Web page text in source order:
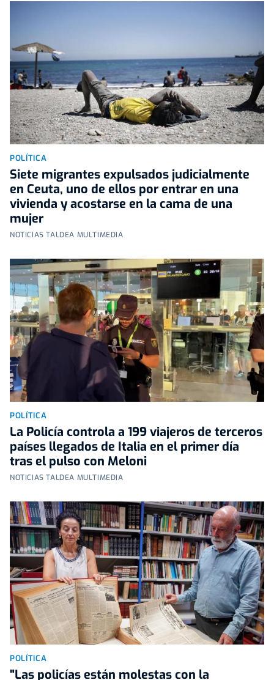
POLÍTICA
Siete migrantes expulsados judicialmente
en Ceuta, uno de ellos por entrar en una
vivienda y acostarse en la cama de una
mujer
NOTICIAS TALDEA MULTIMEDIA
POLÍTICA
La Policía controla a 199 viajeros de terceros
países llegados de Italia en el primer día
tras el pulso con Meloni
NOTICIAS TALDEA MULTIMEDIA
POLÍTICA
"Las policías están molestas con la